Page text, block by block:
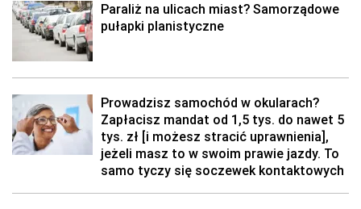
Paraliż na ulicach miast? Samorządowe
pułapki planistyczne
Prowadzisz samochód w okularach?
Zapłacisz mandat od 1,5 tys. do nawet 5
tys. zł [i możesz stracić uprawnienia],
jeżeli masz to w swoim prawie jazdy. To
samo tyczy się soczewek kontaktowych